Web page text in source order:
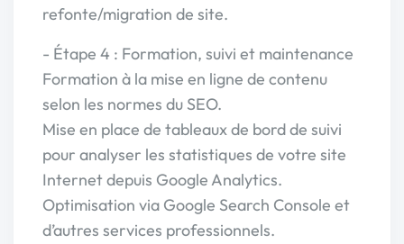
refonte/migration de site.
- Étape 4 : Formation, suivi et maintenance
Formation à la mise en ligne de contenu
selon les normes du SEO.
Mise en place de tableaux de bord de suivi
pour analyser les statistiques de votre site
Internet depuis Google Analytics.
Optimisation via Google Search Console et
d’autres services professionnels.